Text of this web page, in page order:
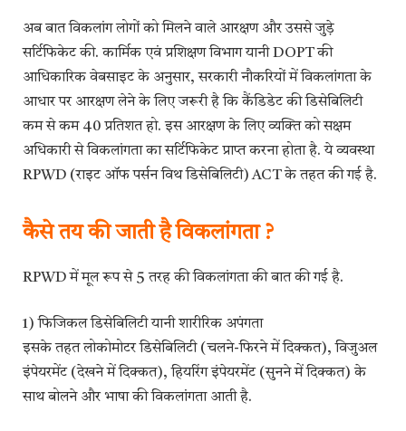
अब बात विकलांग लोगों को मिलने वाले आरक्षण और उससे जुड़े
सर्टिफिकेट की. कार्मिक एवं प्रशिक्षण विभाग यानी DOPT की
आधिकारिक वेबसाइट के अनुसार, सरकारी नौकरियों में विकलांगता के
आधार पर आरक्षण लेने के लिए जरूरी है कि कैंडिडेट की डिसेबिलिटी
कम से कम 40 प्रतिशत हो. इस आरक्षण के लिए व्यक्ति को सक्षम
अधिकारी से विकलांगता का सर्टिफिकेट प्राप्त करना होता है. ये व्यवस्था
RPWD (राइट ऑफ पर्सन विथ डिसेबिलिटी) ACT के तहत की गई है.
कैसे तय की जाती है विकलांगता ?
RPWD में मूल रूप से 5 तरह की विकलांगता की बात की गई है.
1) फिजिकल डिसेबिलिटी यानी शारीरिक अपंगता
इसके तहत लोकोमोटर डिसेबिलिटी (चलने-फिरने में दिक्कत), विजुअल
इंपेयरमेंट (देखने में दिक्कत), हियरिंग इंपेयरमेंट (सुनने में दिक्कत) के
साथ बोलने और भाषा की विकलांगता आती है.